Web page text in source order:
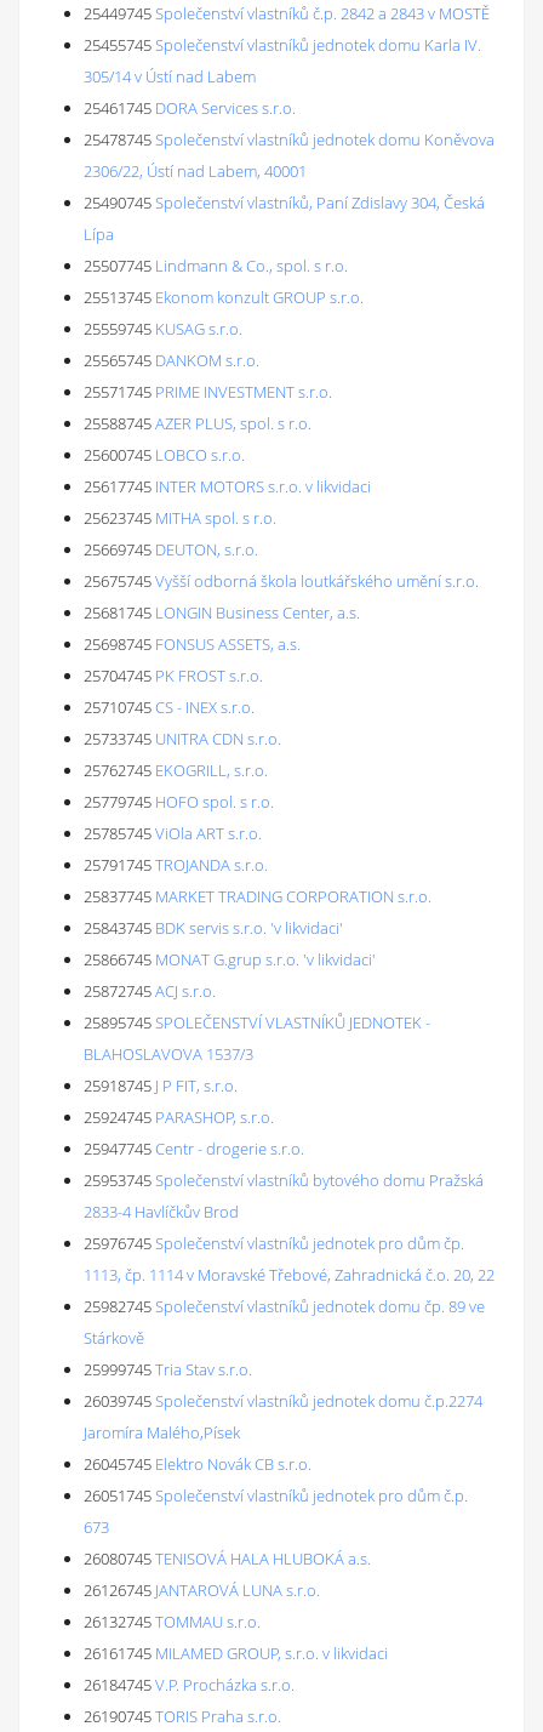
25449745Společenství vlastníků č.p. 2842 a 2843 v MOSTĚ
25455745Společenství vlastníků jednotek domu Karla IV.
305/14 v Ústí nad Labem
25461745 DORA Services s.r.o.
25478745Společenství vlastníků jednotek domu Koněvova
2306/22, Ústí nad Labem, 40001
25490745Společenství vlastníků, Paní Zdislavy 304, Česká
Lípa
25507745 Lindmann & Co., spol. s r.o.
25513745 Ekonom konzult GROUP s.r.o.
25559745 KUSAG s.r.o.
25565745 DANKOM s.r.o.
25571745 PRIME INVESTMENT s.r.o.
25588745AZER PLUS, spol. s r.o.
25600745 LOBCO s.r.o.
25617745 INTER MOTORS s.r.o. v likvidaci
25623745 MITHA spol. s r.o.
25669745 DEUTON, s.r.o.
25675745Vyšší odborná škola loutkářského umění s.r.o.
25681745 LONGIN Business Center, a.s.
25698745 FONSUS ASSETS, a.s.
25704745 PK FROST s.r.o.
25710745CS - INEX s.r.o.
25733745 UNITRA CDN s.r.o.
25762745 EKOGRILL, s.r.o.
25779745 HOFO spol. s r.o.
25785745ViOla ART s.r.o.
25791745TROJANDA s.r.o.
25837745 MARKET TRADING CORPORATION s.r.o.
25843745 BDK servis s.r.o. 'v likvidaci'
25866745 MONAT G.grup s.r.o. 'v likvidaci'
25872745ACJ s.r.o.
25895745SPOLEČENSTVÍ VLASTNÍKŮ JEDNOTEK -
BLAHOSLAVOVA 1537/3
25918745 J P FIT, s.r.o.
25924745 PARASHOP, s.r.o.
25947745Centr - drogerie s.r.o.
25953745Společenství vlastníků bytového domu Pražská
2833-4 Havlíčkův Brod
25976745Společenství vlastníků jednotek pro dům čp.
1113, čp. 1114 v Moravské Třebové, Zahradnická č.o. 20, 22
25982745Společenství vlastníků jednotek domu čp. 89 ve
Stárkově
25999745Tria Stav s.r.o.
26039745Společenství vlastníků jednotek domu č.p.2274
Jaromíra Malého,Písek
26045745 Elektro Novák CB s.r.o.
26051745Společenství vlastníků jednotek pro dům č.p.
673
26080745TENISOVÁ HALA HLUBOKÁ a.s.
26126745 JANTAROVÁ LUNA s.r.o.
26132745TOMMAU s.r.o.
26161745 MILAMED GROUP, s.r.o. v likvidaci
26184745V.P. Procházka s.r.o.
26190745TORIS Praha s.r.o.